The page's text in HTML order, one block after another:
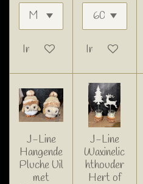
In winkelwagen In winkelwagen
J-Line
Hangende
Pluche Uil
met
J-Line
Waxinelic
hthouder
Hert of